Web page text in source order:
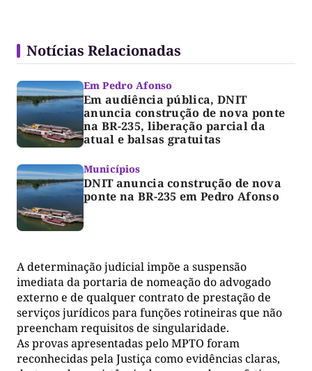
Notícias Relacionadas
Em Pedro Afonso
Em audiência pública, DNIT
anuncia construção de nova ponte
na BR-235, liberação parcial da
atual e balsas gratuitas
Municípios
DNIT anuncia construção de nova
ponte na BR-235 em Pedro Afonso
A determinação judicial impõe a suspensão
imediata da portaria de nomeação do advogado
externo e de qualquer contrato de prestação de
serviços jurídicos para funções rotineiras que não
preencham requisitos de singularidade.
As provas apresentadas pelo MPTO foram
reconhecidas pela Justiça como evidências claras,